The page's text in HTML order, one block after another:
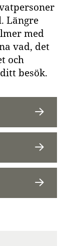
Längre
med
vad, det
och
besök.